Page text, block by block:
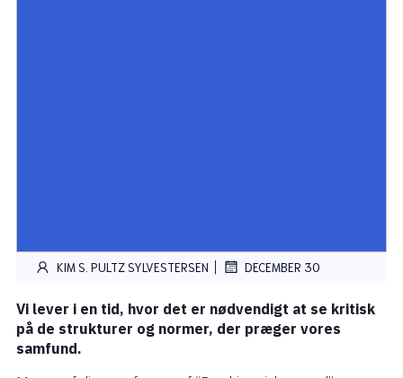
KIM S. PULTZ SYLVESTERSEN DECEMBER 30
Vi lever i en tid, hvor det er nødvendigt at se kritisk
på de strukturer og normer, der præger vores
samfund.